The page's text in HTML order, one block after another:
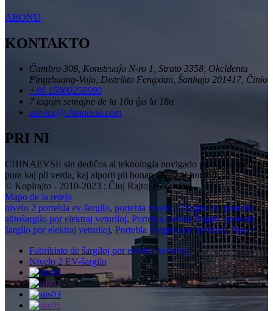
ABONU
KONTAKTO
Ĉambro 308, Konstruaĵo N-ro 1, Strato 3358, Okcidenta
Pingzhuang-Vojo, Distrikto Fengxian, Ŝanhajo 201417, Ĉinio
+86 15000258990
7 tagojn semajne de la 10a ĝis la 18a
service@chinaevse.com
PRI NI
CHINAEVSE sin dediĉos al teknologia novigado por igi la teron pli
pura kaj pli verda, kaj alporti pli bonan vivon al homoj!
© Kopirajto - 2010-2023 : Ĉiuj Rajtoj Rezervitaj.
Mapo de la retejo
nivelo 2 portebla ev-ŝargilo, portebla nivelo 2 ŝargilo ev,portebla
aŭtoŝargilo por elektraj veturiloj, Portebla elektra ŝargilo,portebla
ŝargilo por elektraj veturiloj, Portebla Ŝargilo por Veturiloj Tipo 2,
Fabrikisto de ŝargiloj por elektraj veturiloj
Nivelo 2 EV-ŝargilo